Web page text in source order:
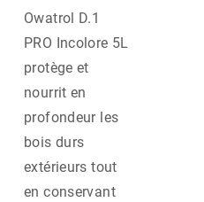
Owatrol D.1
PRO Incolore 5L
protège et
nourrit en
profondeur les
bois durs
extérieurs tout
en conservant